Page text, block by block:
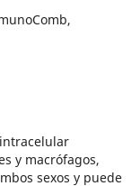
y macrófagos,
sexos y puede